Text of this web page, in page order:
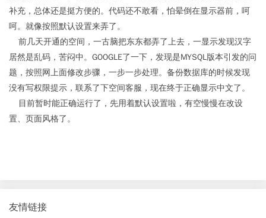
补充，总体还是挺方便的。代码还不敢看，怕晕倒在显示器前，呵
呵。就像按照默认设置来弄了。
前几天开通的空间，一古脑把东东都弄了上去，一显示发现汉字
居然是乱码，苦闷中。GOOGLE了一下，发现是MYSQL版本引发的问
题，按照网上面修改步骤，一步一步处理。备份数据库的时候发现
没有写权限提示，联系了下空间客服，现在终于正确显示中文了。
目前暂时能正确运行了，先用着默认设置啦，有空慢慢在改设
置、页面风格了。
友情链接